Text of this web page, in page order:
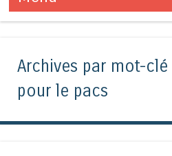
Aller au contenu
Archives par mot-clé
pour le pacs